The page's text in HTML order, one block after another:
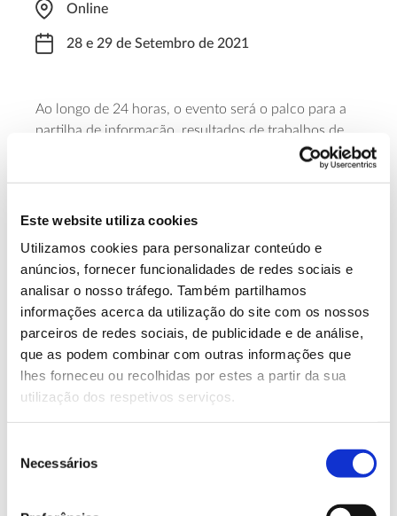
Este website utiliza cookies
Utilizamos cookies para personalizar conteúdo e
anúncios, fornecer funcionalidades de redes sociais e
analisar o nosso tráfego. Também partilhamos
informações acerca da utilização do site com os nossos
parceiros de redes sociais, de publicidade e de análise,
que as podem combinar com outras informações que
lhes forneceu ou recolhidas por estes a partir da sua
utilização dos respetivos serviços.
Necessários
Online
28 e 29 de Setembro de 2021
Ao longo de 24 horas, o evento será o palco para a
partilha de informação, resultados de trabalhos de
investigação e questões emergentes relacionadas
com a floresta. O formulário para o registo será
Saiba mais sobre este evento
13.07.2026
Genoma do priolo e de outras espécies em risco:
conhecer para conservar
cidadãos chamados a ajudar